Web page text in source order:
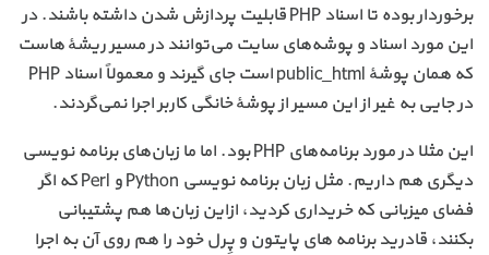
برخوردار بوده تا اسناد PHP قابلیت پردازش شدن داشته باشند. در
این مورد اسناد و پوشه‌های سایت می‌توانند در مسیر ریشهٔ هاست
که همان پوشهٔ public_html است جای گیرند و معمولاً اسناد PHP
در جایی به غیر از این مسیر از پوشهٔ خانگی کاربر اجرا نمی‌گردند.
این مثلا در مورد برنامه‌های PHP بود. اما ما زبان‌های برنامه نویسی
دیگری هم داریم. مثل زبان برنامه نویسی Python و Perl که اگر
فضای میزبانی که خریداری کردید، ازاین زبان‌ها هم پشتیبانی
بکنند، قادرید برنامه های پایتون و پِرل خود را هم روی آن به اجرا